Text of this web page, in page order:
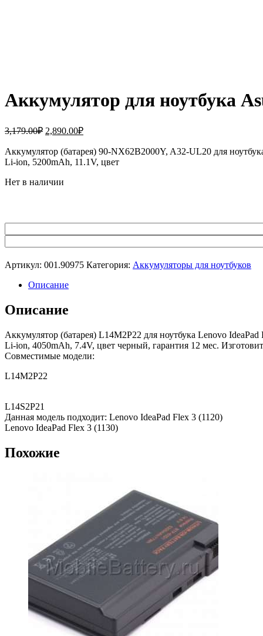
Аккумулятор для ноутбука
3,179.00₽ Первоначальная
составляла
3,179.00₽.
2,890.00₽Текущая
2,890.00₽.
Аккумулятор (батарея) 90-NX62B2000Y, A32-UL20 для
Li-ion, 5200mAh, 11.1V, цвет
Нет в наличии
Артикул: 001.90975 Категория: Аккумуляторы для ноутбуков
Описание
Описание
Аккумулятор (батарея) L14M2P22 для ноутбука Lenovo IdeaPad
Li-ion, 4050mAh, 7.4V, цвет черный, гарантия 12 мес.
Совместимые модели:
L14M2P22
L14S2P21
Данная модель подходит: Lenovo IdeaPad Flex 3 (1120)
Lenovo IdeaPad Flex 3 (1130)
Похожие